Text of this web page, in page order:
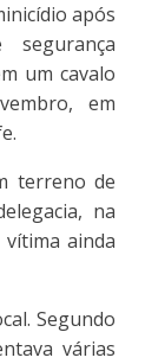
após
um cavalo
em
terreno de
na
ainda
Segundo
várias